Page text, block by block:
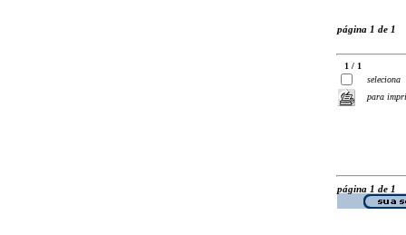
página 1 de 1
1 / 1
seleciona
para
página 1 de 1